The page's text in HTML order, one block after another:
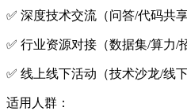
✅ 深度技术交流（问答/代码共
✅ 行业资源对接（数据集/算力/
✅ 线上线下活动（技术沙龙/线
适用人群：